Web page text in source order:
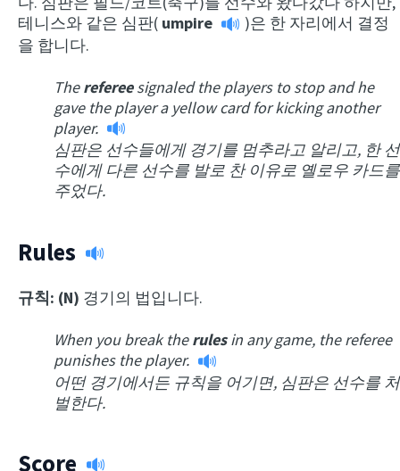
테니스와 같은 심판( umpire
)은 한 자리에서 결정
을 합니다.
Therefereesignaled the players to stop and he
gave the player a yellow card for kicking another
player.
심판은 선수들에게 경기를 멈추라고 알리고, 한 선
수에게 다른 선수를 발로 찬 이유로 옐로우 카드를
주었다.
Rules
규칙: (N) 경기의 법입니다.
When you break therulesin any game, the referee
punishes the player.
어떤 경기에서든 규칙을 어기면, 심판은 선수를 처
벌한다.
Score